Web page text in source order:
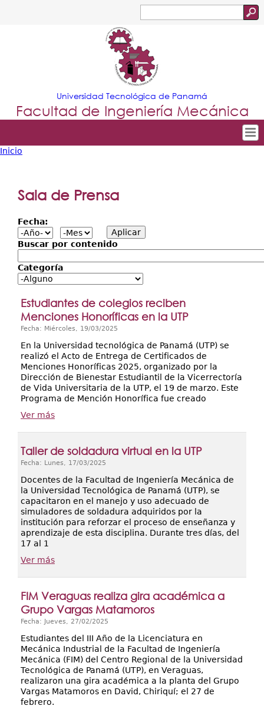
Jump to navigation
de
búsqueda
Universidad Tecnológica de Panamá
Facultad de Ingeniería Mecánica
Tropical
Principal
Departamentos
Escuela Aviación
Secretarías
Investigación+D+i
Servicios
está
Inicio
Sala de Prensa
Fecha:
Buscar por contenido
Categoría
Estudiantes de colegios reciben
Menciones Honoríficas en la UTP
Fecha: Miércoles, 19/03/2025
En la Universidad tecnológica de Panamá (UTP) se
realizó el Acto de Entrega de Certificados de
Menciones Honoríficas 2025, organizado por la
Dirección de Bienestar Estudiantil de la Vicerrectoría
de Vida Universitaria de la UTP, el 19 de marzo. Este
Programa de Mención Honorífica fue creado
Ver más
Taller de soldadura virtual en la UTP
Fecha: Lunes, 17/03/2025
Docentes de la Facultad de Ingeniería Mecánica de
la Universidad Tecnológica de Panamá (UTP), se
capacitaron en el manejo y uso adecuado de
simuladores de soldadura adquiridos por la
institución para reforzar el proceso de enseñanza y
aprendizaje de esta disciplina. Durante tres días, del
17 al 1
Ver más
FIM Veraguas realiza gira académica a
Grupo Vargas Matamoros
Fecha: Jueves, 27/02/2025
Estudiantes del III Año de la Licenciatura en
Mecánica Industrial de la Facultad de Ingeniería
Mecánica (FIM) del Centro Regional de la Universidad
Tecnológica de Panamá (UTP), en Veraguas,
realizaron una gira académica a la planta del Grupo
Vargas Matamoros en David, Chiriquí; el 27 de
febrero.